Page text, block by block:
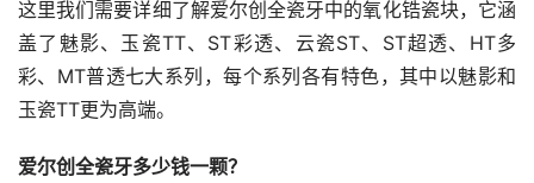
这里我们需要详细了解爱尔创全瓷牙中的氧化锆瓷块，它涵
盖了魅影、玉瓷TT、ST彩透、云瓷ST、ST超透、HT多
彩、MT普透七大系列，每个系列各有特色，其中以魅影和
玉瓷TT更为高端。
爱尔创全瓷牙多少钱一颗？